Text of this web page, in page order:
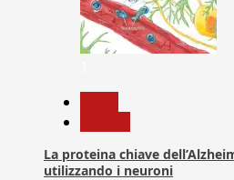
La proteina chiave
utilizzando i neuroni